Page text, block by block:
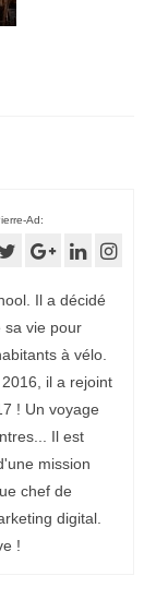
Ad:
Il a décidé
sa vie pour
à vélo.
il a rejoint
! Un voyage
Il est
mission
chef de
digital.
!